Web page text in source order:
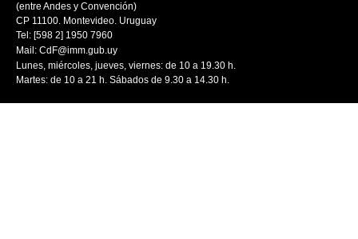
(entre Andes y Convención)
CP 11100. Montevideo. Uruguay
Tel: [598 2] 1950 7960
Mail: CdF@imm.gub.uy
Lunes, miércoles, jueves, viernes: de 10 a 19.30 h.
Martes: de 10 a 21 h. Sábados de 9.30 a 14.30 h.